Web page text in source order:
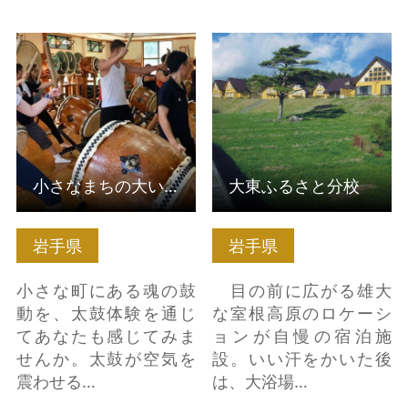
岩手県
小さな町にある魂の鼓
動を、太鼓体験を通じ
てあなたも感じてみま
せんか。太鼓が空気を
震わせる…
小さなまちの大いなる
鼓動 の詳細はこちら
小さなまちの大いなる鼓動
岩手県
目の前に広がる雄大
な室根高原のロケーシ
ョンが自慢の宿泊施
設。いい汗をかいた後
は、大浴場…
大東ふるさと分校 の詳
細はこちら
大東ふるさと分校